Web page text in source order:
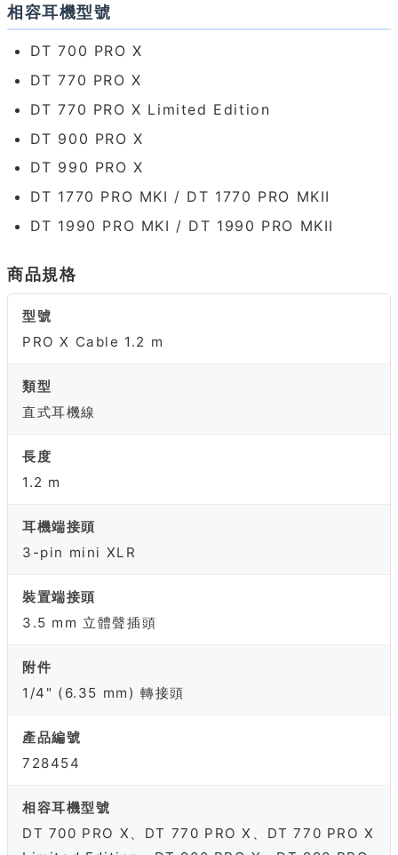
相容耳機型號
DT 700 PRO X
DT 770 PRO X
DT 770 PRO X Limited Edition
DT 900 PRO X
DT 990 PRO X
DT 1770 PRO MKI / DT 1770 PRO MKII
DT 1990 PRO MKI / DT 1990 PRO MKII
商品規格
型號
PRO X Cable 1.2 m
類型
直式耳機線
長度
1.2 m
耳機端接頭
3-pin mini XLR
裝置端接頭
3.5 mm 立體聲插頭
附件
1/4" (6.35 mm) 轉接頭
產品編號
728454
相容耳機型號
DT 700 PRO X、DT 770 PRO X、DT 770 PRO X